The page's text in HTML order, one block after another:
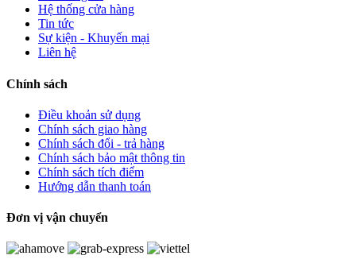
Hệ thống cửa hàng
Tin tức
Sự kiện - Khuyến mại
Liên hệ
Chính sách
Điều khoản sử dụng
Chính sách giao hàng
Chính sách đổi - trả hàng
Chính sách bảo mật thông tin
Chính sách tích điểm
Hướng dẫn thanh toán
Đơn vị vận chuyển